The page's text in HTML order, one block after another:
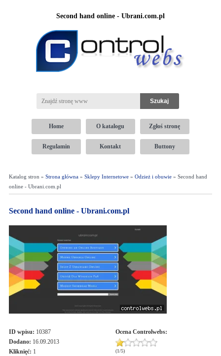
Second hand online - Ubrani.com.pl
Home O katalogu Zgłoś stronę
Regulamin Kontakt Buttony
Katalog stron » Strona główna» Sklepy Internetowe» Odzież i obuwie» Second hand
online - Ubrani.com.pl
Second hand online - Ubrani.com.pl
ID wpisu: 10387
Dodano: 16.09.2013
Kliknięć: 1
Ocena Controlwebs:
(1/5)